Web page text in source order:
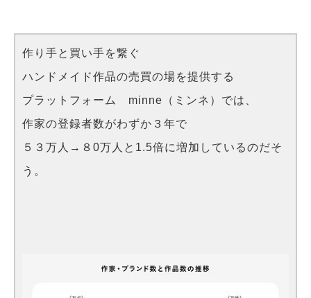
作り手と買い手を繋ぐ
ハンドメイド作品の売買の場を提供する
プラットフォーム minne（ミンネ）では、
作家の登録者数がわずか３年で
５３万人→８0万人と1.5倍に増加しているのだそ
う。